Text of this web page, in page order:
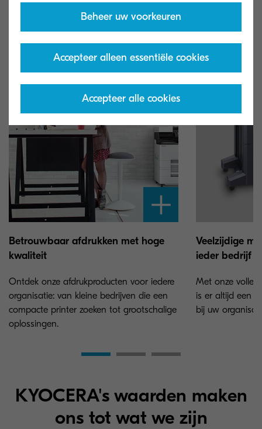
Bekijk onze printers, multifunctionals en
software.
Betrouwbaar afdrukken met hoge
kwaliteit
Ontdek onze afdrukproducten voor iedere
organisatie: van kleine bedrijven die een
compacte printer zoeken tot grootschalige
oplossingen.
Veelzijdige
ieder bedrijf
Met onze
is er altijd een
bij uw
KYOCERA's waarden maken
ons tot wat we zijn
Beheer uw voorkeuren
Accepteer alleen essentiële cookies
Accepteer alle cookies